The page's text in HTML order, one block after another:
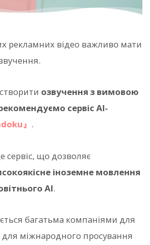
рекламних відео важливо мати
озвучення з вимовою
сервіс AI-
』 .
сервіс, що дозволяє
іноземне мовлення
AI.
багатьма компаніями для
для міжнародного просування